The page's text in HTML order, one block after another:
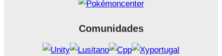
Comunidades